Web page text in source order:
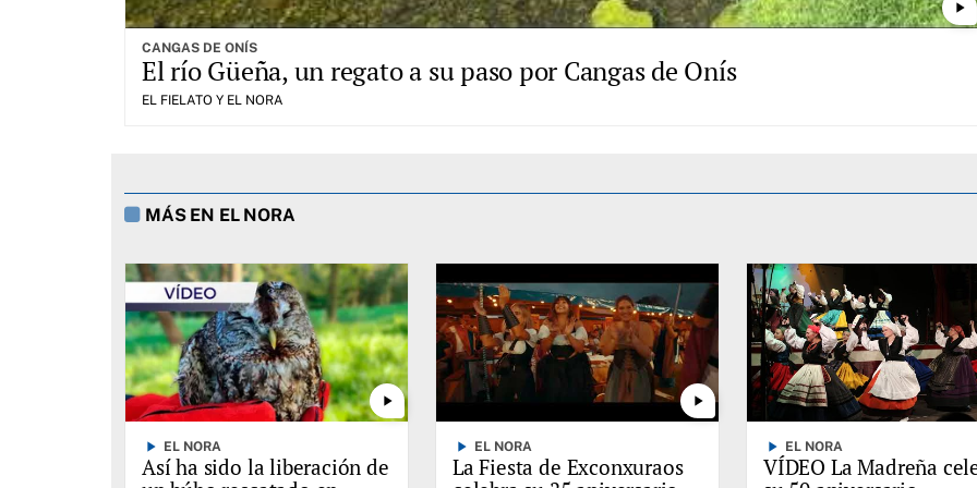
play_arrow
CANGAS DE ONÍS
El río Güeña, un regato a su paso por Cangas de Onís
EL FIELATO Y EL NORA
MÁS EN EL NORA
play_arrow
play_arrow EL NORA
Así ha sido la liberación de
play_arrow
play_arrow EL NORA
La Fiesta de Exconxuraos
play_arrow EL NORA
VÍDEO La Madreña